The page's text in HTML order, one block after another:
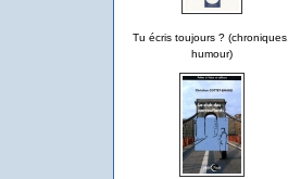
Tu écris toujours ? (chroniques,
humour)